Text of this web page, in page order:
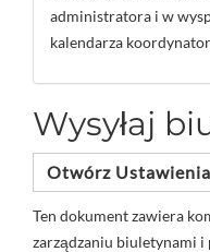
administratora i w
kalendarza
Wysyłaj
Otwórz Ustawienia
Ten dokument zawiera
zarządzaniu biuletynami i